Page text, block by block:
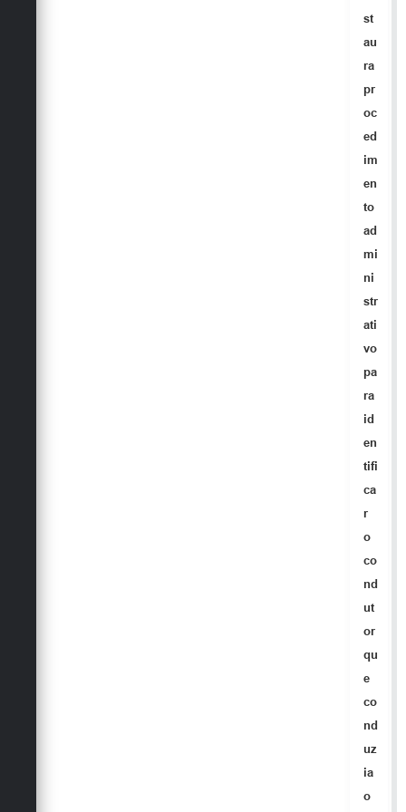
st
au
ra
pr
oc
ed
im
en
to
ad
mi
ni
str
ati
vo
pa
ra
id
en
tifi
ca
r
o
co
nd
ut
or
qu
e
co
nd
uz
ia
o